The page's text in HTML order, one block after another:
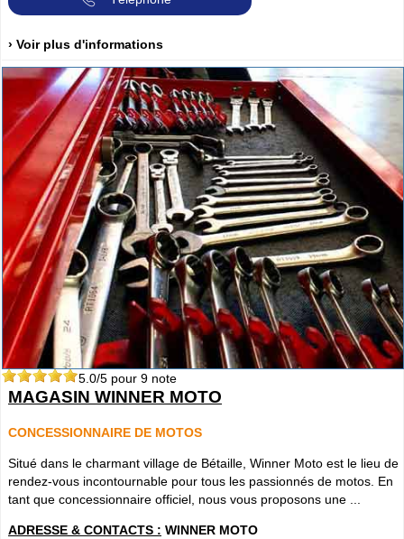
› Voir plus d'informations
5.0/5 pour 9 note
MAGASIN WINNER MOTO
CONCESSIONNAIRE DE MOTOS
Situé dans le charmant village de Bétaille, Winner Moto est le lieu de
rendez-vous incontournable pour tous les passionnés de motos. En
tant que concessionnaire officiel, nous vous proposons une ...
ADRESSE & CONTACTS : WINNER MOTO